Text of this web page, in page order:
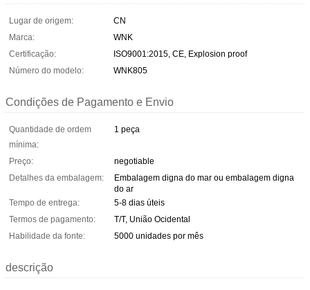
Lugar de origem:
CN
Marca:
WNK
Certificação:
ISO9001:2015, CE, Explosion proof
Número do modelo:
WNK805
Condições de Pagamento e Envio
Quantidade de ordem
mínima:
1 peça
Preço:
negotiable
Detalhes da embalagem:
Embalagem digna do mar ou embalagem digna
do ar
Tempo de entrega:
5-8 dias úteis
Termos de pagamento:
T/T, União Ocidental
Habilidade da fonte:
5000 unidades por mês
descrição